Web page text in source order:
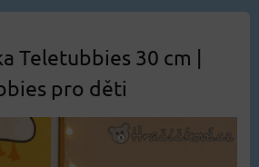
Teletubbies 30 cm |
pro děti